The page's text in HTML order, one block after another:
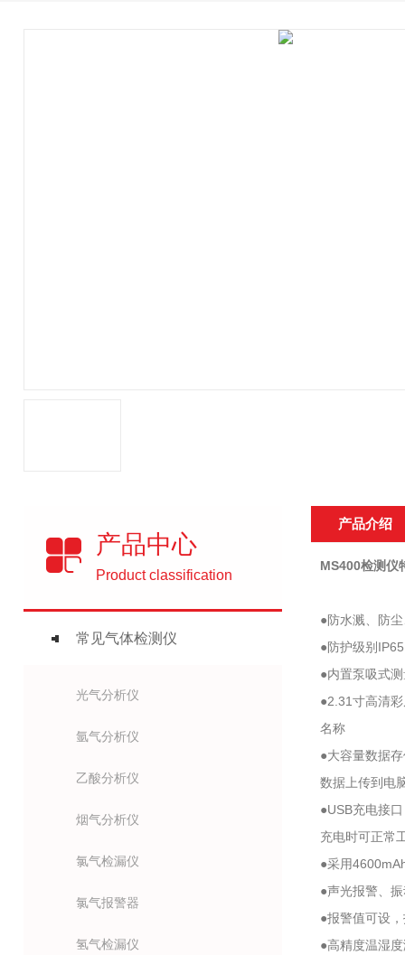
产品中心
Product classification
常见气体检测仪
光气分析仪
氩气分析仪
乙酸分析仪
烟气分析仪
氯气检漏仪
氯气报警器
氢气检漏仪
产品介绍
MS400检测仪
●防水溅、防
●防护级别
●内置泵吸式
●2.31寸高清
名称
●大容量数据
数据上传到电
●USB充电接
充电时可正常
●采用
●声光报警、
●报警值可设
●高精度温湿